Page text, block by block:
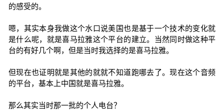
的感受的。
嗯，其实本身我做这个水口说美国也是基于一个技术的变化就
是什么呢，就是喜马拉雅这个平台的建立。当然同时做这种平
台的有好几个啊，但是当时我选择的是喜马拉雅。
但现在也证明就是其他的就就不知道跑哪去了。现在这个音频
的平台，基本上中国就是喜马拉雅。
那么其实当时那一批的个人电台？